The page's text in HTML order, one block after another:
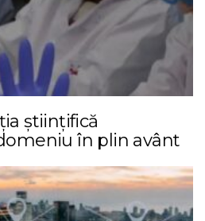
științifică
în plin avânt